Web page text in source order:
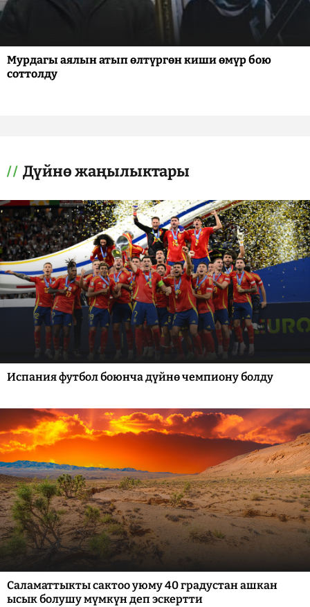
Мурдагы аялын атып өлтүргөн киши өмүр бою
соттолду
Дүйнө жаңылыктары
Испания футбол боюнча дүйнө чемпиону болду
Саламаттыкты сактоо уюму 40 градустан ашкан
ысык болушу мүмкүн деп эскертти